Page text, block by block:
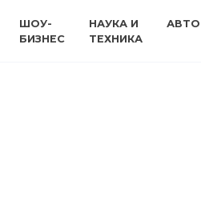
ШОУ-
БИЗНЕС
НАУКА И
ТЕХНИКА
АВТО